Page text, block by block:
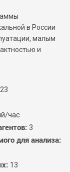
в России
малым
и
час
3
для анализа:
13